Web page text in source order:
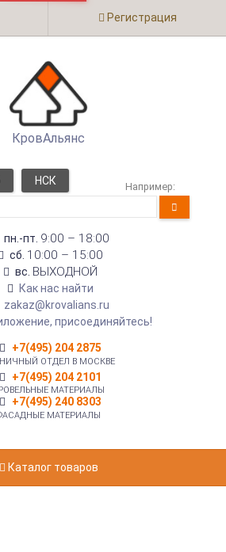
Регистрация
КровАльянс
НСК Например:
пн.-пт. 9:00 – 18:00
сб. 10:00 – 15:00
вс. ВЫХОДНОЙ
Как нас найти
zakaz@krovalians.ru
присоединяйтесь!
+7(495) 204 2875
ОТДЕЛ В МОСКВЕ
+7(495) 204 2101
МАТЕРИАЛЫ
+7(495) 240 8303
МАТЕРИАЛЫ
Каталог товаров